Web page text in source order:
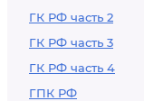
ГК РФ часть 2
ГК РФ часть 3
ГК РФ часть 4
ГПК РФ